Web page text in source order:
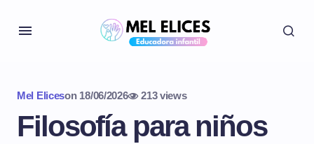
Mel Eliceson 18/06/2026 213 views
Filosofía para niños